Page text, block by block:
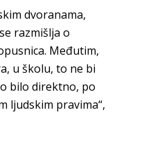
dvoranama,
razmišlja o
Međutim,
u školu, to ne bi
bilo direktno, po
ljudskim pravima“,